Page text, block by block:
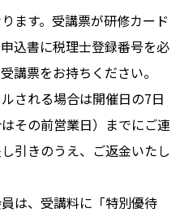
ます。受講票が研修カード
込書に税理士登録番号を必
講票をお持ちください。
される場合は開催日の7日
その前営業日）までにご連
引きのうえ、ご返金いたし
は、受講料に「特別優待